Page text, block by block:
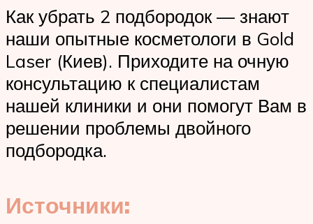
Как убрать 2 подбородок — знают
наши опытные косметологи в Gold
Laser (Киев). Приходите на очную
консультацию к специалистам
нашей клиники и они помогут Вам в
решении проблемы двойного
подбородка.
Источники: